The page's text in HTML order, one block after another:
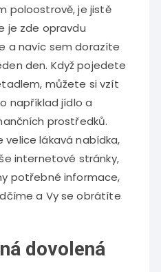
poloostrově, je jistě
je zde opravdu
a navíc sem dorazíte
den. Když pojedete
můžete si vzít
například jídlo a
prostředků.
velice lákavá nabídka,
internetové stránky,
potřebné informace,
a Vy se obrátíte
dovolená